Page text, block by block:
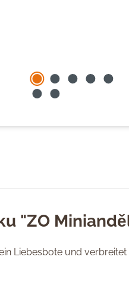
"ZO
Liebesbote und